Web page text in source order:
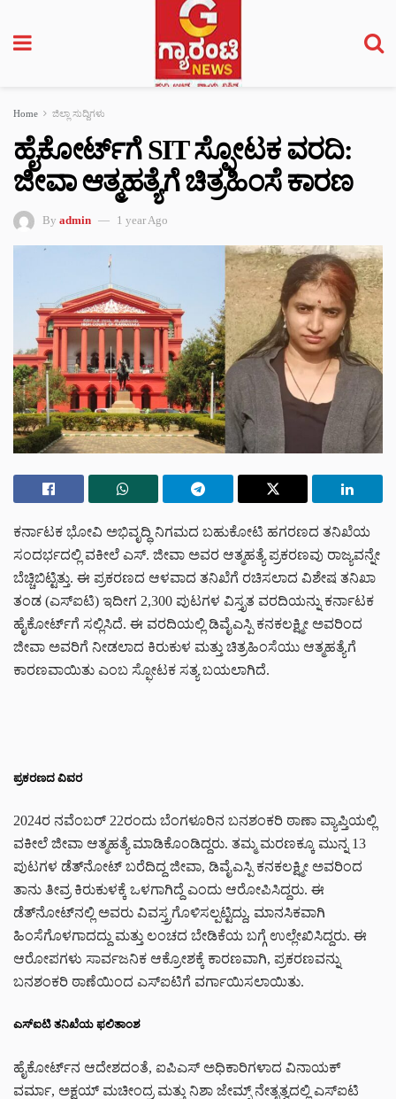
Home ಜಿಲ್ಲಾ ಸುದ್ದಿಗಳು
ಹೈಕೋರ್ಟ್‌ಗೆ SIT ಸ್ಫೋಟಕ ವರದಿ:
ಜೀವಾ ಆತ್ಮಹತ್ಯೆಗೆ ಚಿತ್ರಹಿಂಸೆ ಕಾರಣ
By admin 1 year Ago
ಕರ್ನಾಟಕ ಭೋವಿ ಅಭಿವೃದ್ಧಿ ನಿಗಮದ ಬಹುಕೋಟಿ ಹಗರಣದ ತನಿಖೆಯ
ಸಂದರ್ಭದಲ್ಲಿ ವಕೀಲೆ ಎಸ್. ಜೀವಾ ಅವರ ಆತ್ಮಹತ್ಯೆ ಪ್ರಕರಣವು ರಾಜ್ಯವನ್ನೇ
ಬೆಚ್ಚಿಬಿಟ್ಟಿತ್ತು. ಈ ಪ್ರಕರಣದ ಆಳವಾದ ತನಿಖೆಗೆ ರಚಿಸಲಾದ ವಿಶೇಷ ತನಿಖಾ
ತಂಡ (ಎಸ್ಐಟಿ) ಇದೀಗ 2,300 ಪುಟಗಳ ವಿಸ್ತೃತ ವರದಿಯನ್ನು ಕರ್ನಾಟಕ
ಹೈಕೋರ್ಟ್‌ಗೆ ಸಲ್ಲಿಸಿದೆ. ಈ ವರದಿಯಲ್ಲಿ ಡಿವೈಎಸ್ಪಿ ಕನಕಲಕ್ಷ್ಮೀ ಅವರಿಂದ
ಜೀವಾ ಅವರಿಗೆ ನೀಡಲಾದ ಕಿರುಕುಳ ಮತ್ತು ಚಿತ್ರಹಿಂಸೆಯು ಆತ್ಮಹತ್ಯೆಗೆ
ಕಾರಣವಾಯಿತು ಎಂಬ ಸ್ಫೋಟಕ ಸತ್ಯ ಬಯಲಾಗಿದೆ.
ಪ್ರಕರಣದ ವಿವರ
2024ರ ನವೆಂಬರ್ 22ರಂದು ಬೆಂಗಳೂರಿನ ಬನಶಂಕರಿ ಠಾಣಾ ವ್ಯಾಪ್ತಿಯಲ್ಲಿ
ವಕೀಲೆ ಜೀವಾ ಆತ್ಮಹತ್ಯೆ ಮಾಡಿಕೊಂಡಿದ್ದರು. ತಮ್ಮ ಮರಣಕ್ಕೂ ಮುನ್ನ 13
ಪುಟಗಳ ಡೆತ್‌ನೋಟ್ ಬರೆದಿದ್ದ ಜೀವಾ, ಡಿವೈಎಸ್ಪಿ ಕನಕಲಕ್ಷ್ಮೀ ಅವರಿಂದ
ತಾನು ತೀವ್ರ ಕಿರುಕುಳಕ್ಕೆ ಒಳಗಾಗಿದ್ದೆ ಎಂದು ಆರೋಪಿಸಿದ್ದರು. ಈ
ಡೆತ್‌ನೋಟ್‌ನಲ್ಲಿ ಅವರು ವಿವಸ್ತ್ರಗೊಳಿಸಲ್ಪಟ್ಟಿದ್ದು, ಮಾನಸಿಕವಾಗಿ
ಹಿಂಸೆಗೊಳಗಾದದ್ದು ಮತ್ತು ಲಂಚದ ಬೇಡಿಕೆಯ ಬಗ್ಗೆ ಉಲ್ಲೇಖಿಸಿದ್ದರು. ಈ
ಆರೋಪಗಳು ಸಾರ್ವಜನಿಕ ಆಕ್ರೋಶಕ್ಕೆ ಕಾರಣವಾಗಿ, ಪ್ರಕರಣವನ್ನು
ಬನಶಂಕರಿ ಠಾಣೆಯಿಂದ ಎಸ್ಐಟಿಗೆ ವರ್ಗಾಯಿಸಲಾಯಿತು.
ಎಸ್ಐಟಿ ತನಿಖೆಯ ಫಲಿತಾಂಶ
ಹೈಕೋರ್ಟ್‌ನ ಆದೇಶದಂತೆ, ಐಪಿಎಸ್ ಅಧಿಕಾರಿಗಳಾದ ವಿನಾಯಕ್
ವರ್ಮಾ, ಅಕ್ಷಯ್ ಮಚೀಂದ್ರ ಮತ್ತು ನಿಶಾ ಜೇಮ್ಸ್ ನೇತೃತ್ವದಲ್ಲಿ ಎಸ್ಐಟಿ